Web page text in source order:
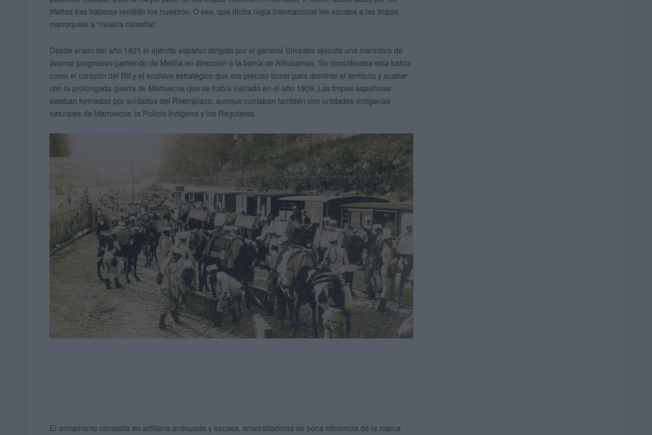
rifeños tras haberse rendido los nuestros. O sea, que dicha regla internacional les sonaba a las tropas
marroquíes a “música celestial”.
Desde enero del año 1921 el ejército español dirigido por el general Silvestre ejecutó una maniobra de
avance progresivo partiendo de Melilla en dirección a la bahía de Alhucemas. Se consideraba esta bahía
como el corazón del Rif y el enclave estratégico que era preciso tomar para dominar el territorio y acabar
con la prolongada guerra de Marruecos que se había iniciado en el año 1909. Las tropas españolas
estaban formadas por soldados del Reemplazo, aunque contaban también con unidades indígenas
naturales de Marruecos: la Policía Indígena y los Regulares.
El armamento consistía en artillería anticuada y escasa, ametralladoras de poca eficiencia de la marca